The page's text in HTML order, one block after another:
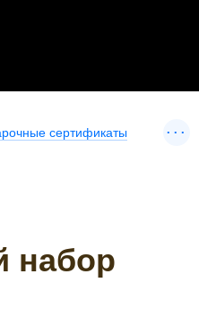
сертификаты ...
набор